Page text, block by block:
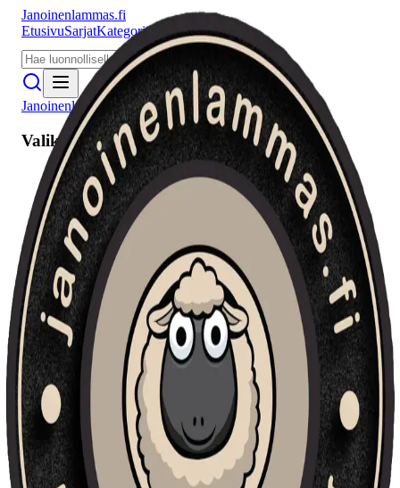
Janoinenlammas.fi
EtusivuSarjatKategoriat PuhujatMeistä
Janoinenlammas.fi
Valikko
Etusivu
Sarjat
Kategoriat
Puhujat
Haku
Tietosuojaseloste
Seuraa meitä
Facebook Instagram
YouTube
© 2026 Janoinenlammas.fi. Kaikki oikeudet pidätetään.